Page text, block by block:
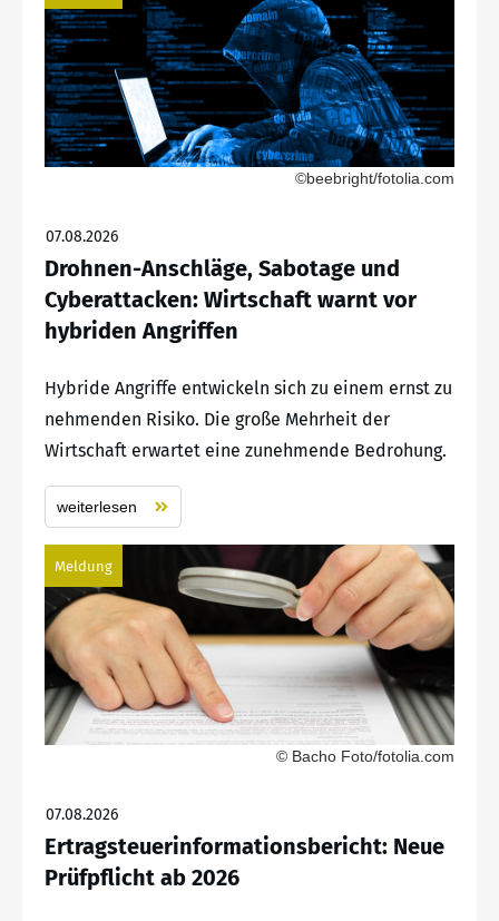
©beebright/fotolia.com
07.08.2026
Drohnen-Anschläge, Sabotage und
Cyberattacken: Wirtschaft warnt vor
hybriden Angriffen
Hybride Angriffe entwickeln sich zu einem ernst zu
nehmenden Risiko. Die große Mehrheit der
Wirtschaft erwartet eine zunehmende Bedrohung.
weiterlesen
Meldung
© Bacho Foto/fotolia.com
07.08.2026
Ertragsteuerinformationsbericht: Neue
Prüfpflicht ab 2026